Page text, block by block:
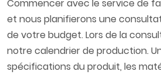
Commencer avec le service de
et nous planifierons une
de votre budget. Lors de la
notre calendrier de production.
spécifications du produit, les